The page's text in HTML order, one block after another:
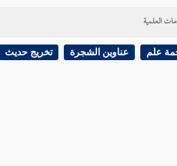
العلمية
علم عناوين الشجرة تخريج حديث